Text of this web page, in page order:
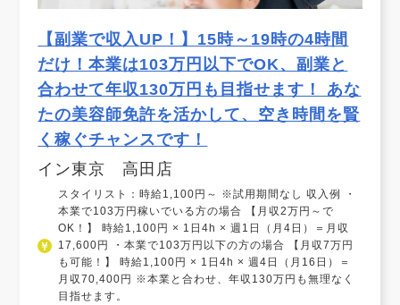
【副業で収入UP！】15時～19時の4時間
だけ！本業は103万円以下でOK、副業と
合わせて年収130万円も目指せます！ あな
たの美容師免許を活かして、空き時間を賢
く稼ぐチャンスです！
イン東京 高田店
スタイリスト：時給1,100円～ ※試用期間なし 収入例 ・
本業で103万円稼いでいる方の場合 【月収2万円～で
OK！】 時給1,100円 × 1日4h × 週1日（月4日）＝月収
17,600円 ・本業で103万円以下の方の場合 【月収7万円
も可能！】 時給1,100円 × 1日4h × 週4日（月16日）＝
月収70,400円 ※本業と合わせ、年収130万円も無理なく
目指せます。